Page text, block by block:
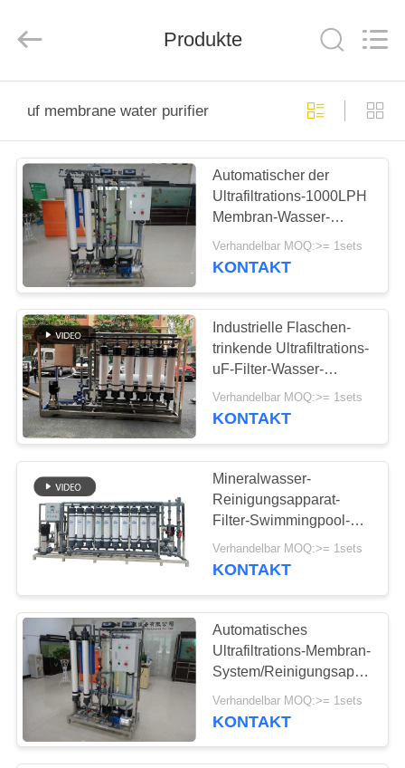
PRODUKTE
ÜBER
UNS
FABRIK-
AUSFLUG
QUALITÄTSKONTROLLE
TRETEN
SIE
MIT
UNS
VERBINDUNG
FORDERN
SIE
ZITAT
Equipment
Produkte
uf membrane water purifier
Automatischer der
Ultrafiltrations-1000LPH
Membran-Wasser-
Reinigungsapparat
Membran-des
Verhandelbar MOQ:>= 1sets
KONTAKT
Industrielle Flaschen-
trinkende Ultrafiltrations-
uF-Filter-Wasser-
Reinigungsapparat-
Systeme 20000 LPH
Verhandelbar MOQ:>= 1sets
KONTAKT
Mineralwasser-
Reinigungsapparat-
Filter-Swimmingpool-
Bad-verteilender Filter
Ultrafiltration 40TPH uF
Verhandelbar MOQ:>= 1sets
KONTAKT
Automatisches
Ultrafiltrations-Membran-
System/Reinigungsapparat
1000LPH 5000L/H
Verhandelbar MOQ:>= 1sets
KONTAKT